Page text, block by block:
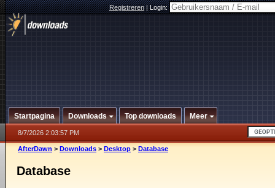
Registreren|Login:
Startpagina Downloads Top downloads Meer
8/7/2026 2:03:57 PM
AfterDawn > Downloads > Desktop > Database
Database